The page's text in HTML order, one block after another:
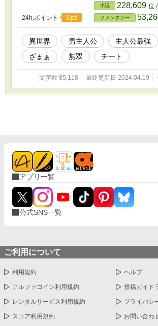
24h.ポイント 0pt
小説 228,609 位
ファンタジー
異世界 男主人公 主人公最強
ざまぁ
無双 チート
文字数 85,118 最終更新日 2024.04.19
アプリ一覧
公式SNS一覧
ご利用について
利用規約 ヘルプ
アルファコイン利用規約 投稿ガイド
レンタルサービス利用規約 プライバシ
スコア利用規約 お問い合わ